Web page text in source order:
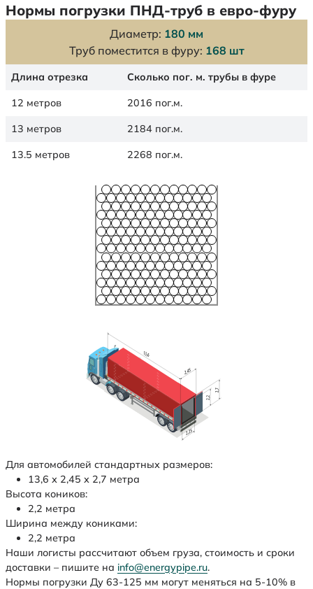
Нормы погрузки ПНД-труб в евро-фуру
Диаметр: 180 мм
Труб поместится в фуру: 168 шт
Длина отрезка Сколько пог. м. трубы в фуре
12 метров 2016 пог.м.
13 метров 2184 пог.м.
13.5 метров 2268 пог.м.
Для автомобилей стандартных размеров:
13,6 х 2,45 х 2,7 метра
Высота коников:
2,2 метра
Ширина между кониками:
2,2 метра
Наши логисты рассчитают объем груза, стоимость и сроки
доставки – пишите на info@energypipe.ru.
Нормы погрузки Ду 63-125 мм могут меняться на 5-10% в